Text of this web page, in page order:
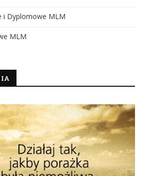
i Dyplomowe MLM
MLM